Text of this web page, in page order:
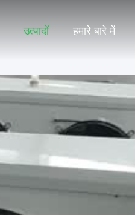
उत्पादों हमारे बारे में